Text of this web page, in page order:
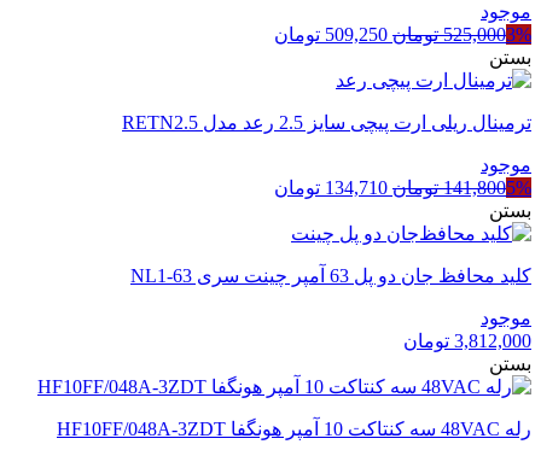
موجود
3%
525,000 تومان قیمت
509,250 تومان
بستن
ترمینال ریلی ارت پیچی سایز 2.5 رعد مدل RETN2.5
موجود
5%
141,800 تومان قیمت
141,800 تومان
134,710 تومان
بستن
کلید محافظ جان دو پل 63 آمپر چینت سری NL1-63
موجود
3,812,000 تومان
بستن
رله 48VAC سه کنتاکت 10 آمپر هونگفا HF10FF/048A-3ZDT